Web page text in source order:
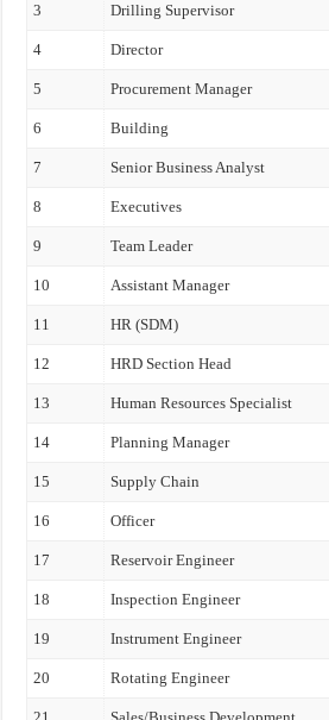
3 Drilling Supervisor
4 Director
5 Procurement Manager
6 Building
7 Senior Business Analyst
8 Executives
9 Team Leader
10 Assistant Manager
11 HR (SDM)
12 HRD Section Head
13 Human Resources Specialist
14 Planning Manager
15 Supply Chain
16 Officer
17 Reservoir Engineer
18 Inspection Engineer
19 Instrument Engineer
20 Rotating Engineer